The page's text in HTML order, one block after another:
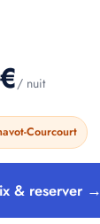
/ nuit
Courcourt
& reserver →